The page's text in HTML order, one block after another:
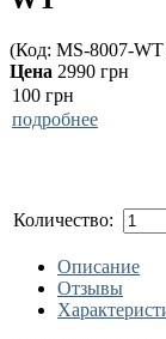
(Код: MS-8007-WT
Цена 2990 грн
100 грн
подробнее
Количество:
Описание
Отзывы